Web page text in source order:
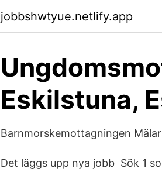
jobbshwtyue.netlify.app
Eskilstuna,
Barnmorskemottagningen
Det läggs upp nya jobb Sök 1